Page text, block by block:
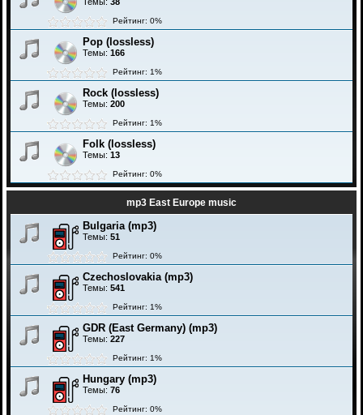
Рейтинг: 0%
Pop (lossless)
Темы: 166
Рейтинг: 1%
Rock (lossless)
Темы: 200
Рейтинг: 1%
Folk (lossless)
Темы: 13
Рейтинг: 0%
mp3 East Europe music
Bulgaria (mp3)
Темы: 51
Рейтинг: 0%
Czechoslovakia (mp3)
Темы: 541
Рейтинг: 1%
GDR (East Germany) (mp3)
Темы: 227
Рейтинг: 1%
Hungary (mp3)
Темы: 76
Рейтинг: 0%